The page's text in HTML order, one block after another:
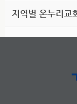
지역별 온누리교